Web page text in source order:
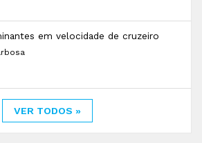
em velocidade de cruzeiro
VER TODOS »